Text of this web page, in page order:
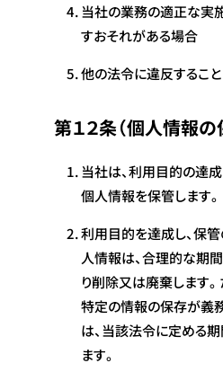
当社の業務の適正な実
すおそれがある場合
他の法令に違反するこ
第１２条（個人情報
当社は、利用目的の達
個人情報を保管します。
利用目的を達成し、保
人情報は、合理的な期
り削除又は廃棄します。
特定の情報の保存が義
は、当該法令に定める
ます。